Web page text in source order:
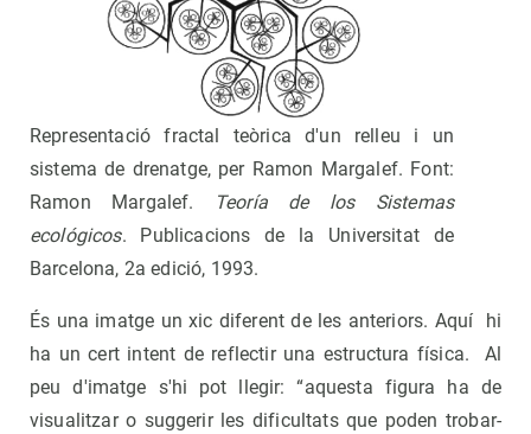
Representació fractal teòrica d'un relleu i un
sistema de drenatge, per Ramon Margalef. Font:
Ramon Margalef.
Teoría de los Sistemas
ecológicos. Publicacions de la Universitat de
Barcelona, 2a edició, 1993.
És una imatge un xic diferent de les anteriors. Aquí hi
ha un cert intent de reflectir una estructura física. Al
peu d'imatge s'hi pot llegir: “aquesta figura ha de
visualitzar o suggerir les dificultats que poden trobar-